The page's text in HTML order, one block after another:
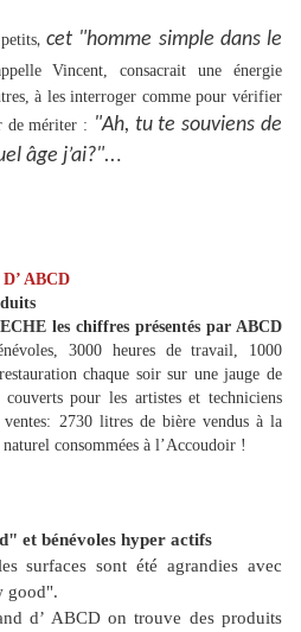
,cet "homme simple dans le
Vincent, consacrait une énergie
à les interroger comme pour vérifier
de mériter : "Ah, tu te souviens de
âge j’ai?"...
ABCD
les chiffres présentés par ABCD
3000 heures de travail, 1000
chaque soir sur une jauge de
pour les artistes et techniciens
2730 litres de bière vendus à la
consommées à l’Accoudoir !
et bénévoles hyper actifs
surfaces sont été agrandies avec
good".
d’ ABCD on trouve des produits